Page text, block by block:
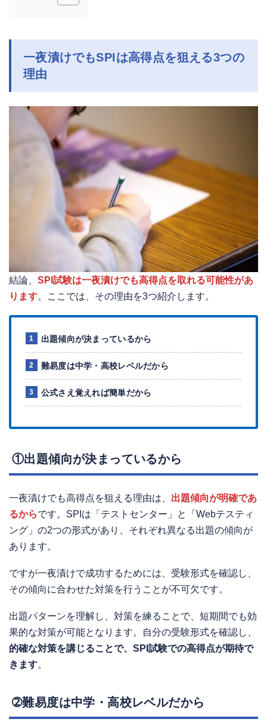
一夜漬けでもSPIは高得点を狙える3つの
理由
結論、 SPI試験は一夜漬けでも高得点を取れる可能性があ
ります。ここでは、その理由を3つ紹介します。
出題傾向が決まっているから
難易度は中学・高校レベルだから
公式さえ覚えれば簡単だから
①出題傾向が決まっているから
一夜漬けでも高得点を狙える理由は、 出題傾向が明確であ
るからです。SPIは「テストセンター」と「Webテスティ
ング」の2つの形式があり、それぞれ異なる出題の傾向が
あります。
ですが一夜漬けで成功するためには、受験形式を確認し、
その傾向に合わせた対策を行うことが不可欠です。
出題パターンを理解し、対策を練ることで、短期間でも効
果的な対策が可能となります。自分の受験形式を確認し、
的確な対策を講じることで、SPI試験での高得点が期待で
きます。
➁難易度は中学・高校レベルだから